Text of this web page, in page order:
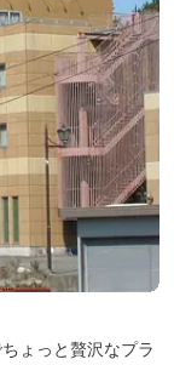
ょっと贅沢なプラ